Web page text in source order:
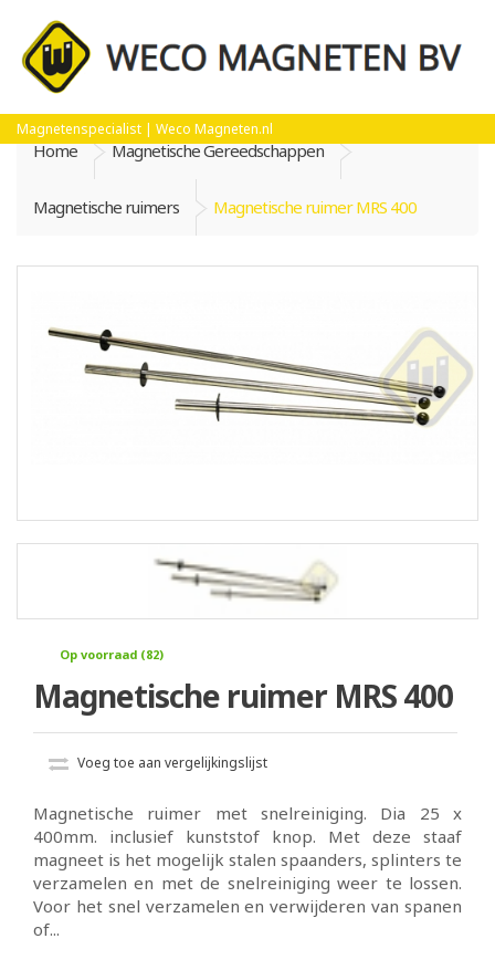
Magnetenspecialist | Weco Magneten.nl
Home Magnetische Gereedschappen
Magnetische ruimers Magnetische ruimer MRS 400
Op voorraad (82)
Magnetische ruimer MRS 400
Voeg toe aan vergelijkingslijst
Magnetische ruimer met snelreiniging. Dia 25 x
400mm. inclusief kunststof knop. Met deze staaf
magneet is het mogelijk stalen spaanders, splinters te
verzamelen en met de snelreiniging weer te lossen.
Voor het snel verzamelen en verwijderen van spanen
of...